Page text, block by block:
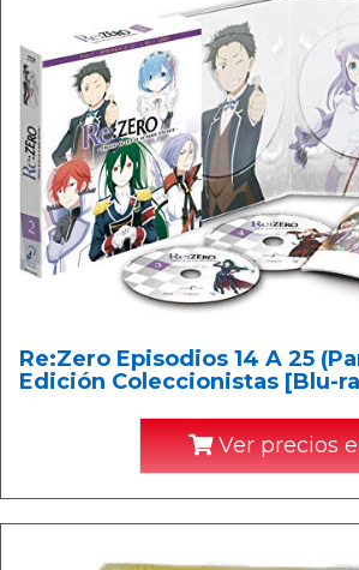
Re:Zero Episodios 14 A 25
Edición Coleccionistas [Blu-
Ver precios